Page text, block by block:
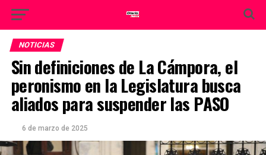
NOTICIAS
Sin definiciones de La Cámpora, el
peronismo en la Legislatura busca
aliados para suspender las PASO
6 de marzo de 2025